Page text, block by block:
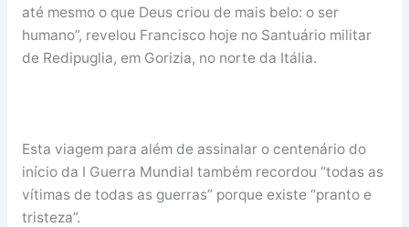
até mesmo o que Deus criou de mais belo: o ser
humano”, revelou Francisco hoje no Santuário militar
de Redipuglia, em Gorizia, no norte da Itália.
Esta viagem para além de assinalar o centenário do
início da I Guerra Mundial também recordou “todas as
vítimas de todas as guerras” porque existe “pranto e
tristeza”.